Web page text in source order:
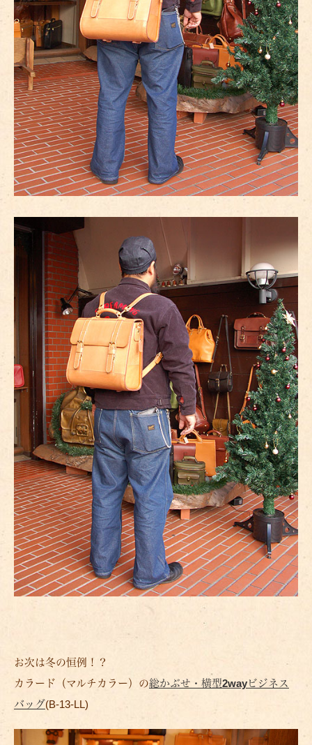
お次は冬の恒例！？
カラード（マルチカラー）の総かぶせ・横型2wayビジネス
バッグ(B-13-LL)